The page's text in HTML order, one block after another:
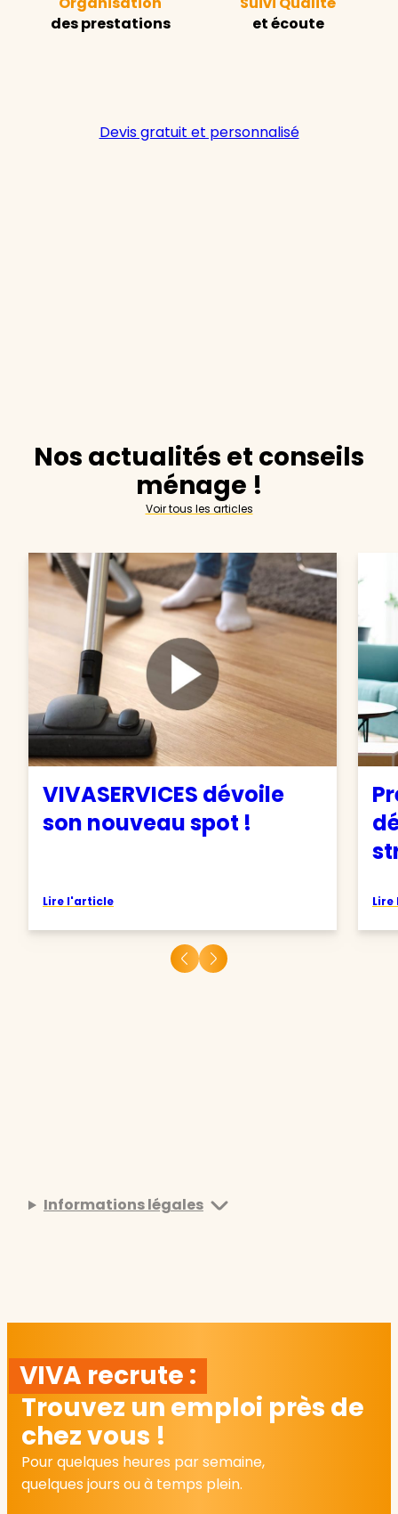
des prestations
et écoute
Devis gratuit et personnalisé
Nos actualités et conseils
ménage !
Voir tous les articles
VIVASERVICES dévoile
son nouveau spot !
Lire l'article
Informations légales
VIVA recrute :
Trouvez un emploi près de
chez vous !
Pour quelques heures par semaine,
quelques jours ou à temps plein.